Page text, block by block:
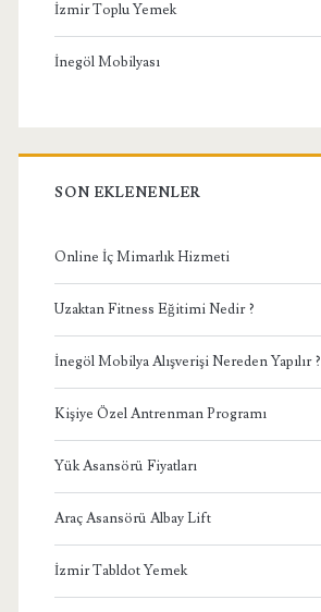
İzmir Toplu Yemek
İnegöl Mobilyası
SON EKLENENLER
Online İç Mimarlık Hizmeti
Uzaktan Fitness Eğitimi Nedir ?
İnegöl Mobilya Alışverişi Nereden Yapılır ?
Kişiye Özel Antrenman Programı
Yük Asansörü Fiyatları
Araç Asansörü Albay Lift
İzmir Tabldot Yemek